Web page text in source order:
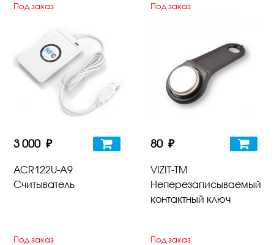
Под заказ
3 000 ₽
ACR122U-A9
Считыватель
Под заказ
80 ₽
VIZIT-TM
Неперезаписываемый
контактный ключ
Под заказ Под заказ